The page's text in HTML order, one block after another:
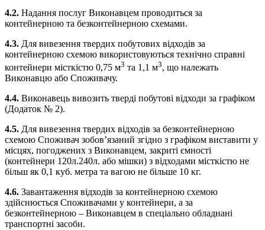
4.2. Надання послуг Виконавцем проводиться за
контейнерною та безконтейнерною схемами.
4.3. Для вивезення твердих побутових відходів за
контейнерною схемою використовуються технічно справні
контейнери місткістю 0,75 м3 та 1,1 м3, що належать
Виконавцю або Споживачу.
4.4. Виконавець вивозить тверді побутові відходи за графіком
(Додаток № 2).
4.5. Для вивезення твердих відходів за безконтейнерною
схемою Споживач зобов’язаний згідно з графіком виставити у
місцях, погоджених з Виконавцем, закриті ємності
(контейнери 120л.240л. або мішки) з відходами місткістю не
більш як 0,1 куб. метра та вагою не більше 10 кг.
4.6. Завантаження відходів за контейнерною схемою
здійснюється Споживачами у контейнери, а за
безконтейнерною – Виконавцем в спеціально обладнані
транспортні засоби.